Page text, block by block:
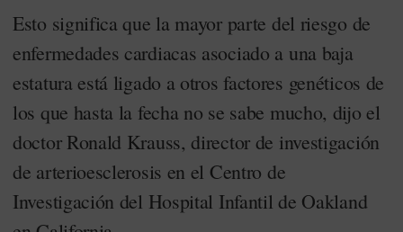
Esto significa que la mayor parte del riesgo de
enfermedades cardiacas asociado a una baja
estatura está ligado a otros factores genéticos de
los que hasta la fecha no se sabe mucho, dijo el
doctor Ronald Krauss, director de investigación
de arterioesclerosis en el Centro de
Investigación del Hospital Infantil de Oakland